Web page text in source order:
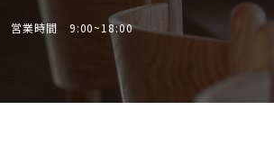
営業時間 9:00~18:00